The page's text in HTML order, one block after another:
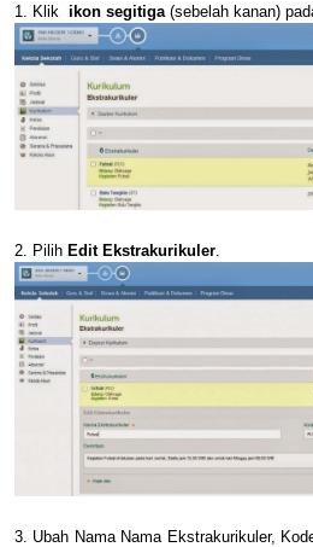
1. Klik ikon segitiga (sebelah kanan)
2. Pilih Edit Ekstrakurikuler
3. Ubah Nama Nama Ekstrakurikuler,